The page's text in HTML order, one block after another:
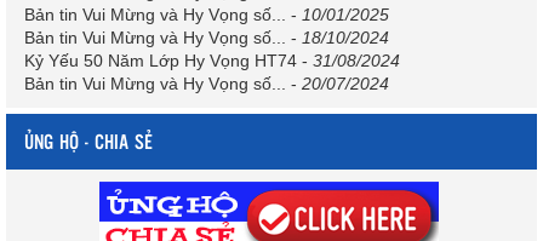
Bản tin Vui Mừng và Hy Vọng số...
- 10/01/2025
Bản tin Vui Mừng và Hy Vọng số...
- 18/10/2024
Kỷ Yếu 50 Năm Lớp Hy Vọng HT74 - 31/08/2024
Bản tin Vui Mừng và Hy Vọng số...
- 20/07/2024
ỦNG HỘ - CHIA SẺ